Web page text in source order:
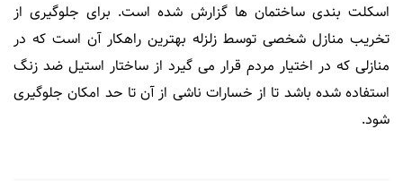
اسکلت بندی ساختمان ها گزارش شده است. برای جلوگیری از
تخریب منازل شخصی توسط زلزله بهترین راهکار آن است که در
منازلی که در اختیار مردم قرار می گیرد از ساختار استیل ضد زنگ
استفاده شده باشد تا از خسارات ناشی از آن تا حد امکان جلوگیری
شود.